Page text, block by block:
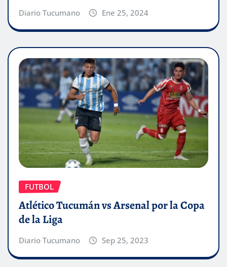
Diario Tucumano Ene 25, 2024
FUTBOL
Atlético Tucumán vs Arsenal por la Copa
de la Liga
Diario Tucumano Sep 25, 2023